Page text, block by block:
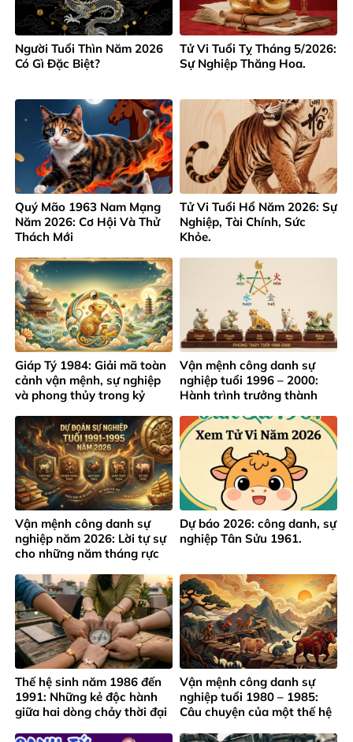
Người Tuổi Thìn Năm 2026
Có Gì Đặc Biệt?
Tử Vi Tuổi Tỵ Tháng 5/2026:
Sự Nghiệp Thăng Hoa.
Quý Mão 1963 Nam Mạng
Năm 2026: Cơ Hội Và Thử
Thách Mới
Tử Vi Tuổi Hổ Năm 2026: Sự
Nghiệp, Tài Chính, Sức
Khỏe.
Giáp Tý 1984: Giải mã toàn
cảnh vận mệnh, sự nghiệp
và phong thủy trong kỷ
Vận mệnh công danh sự
nghiệp tuổi 1996 – 2000:
Hành trình trưởng thành
Vận mệnh công danh sự
nghiệp năm 2026: Lời tự sự
cho những năm tháng rực
Dự báo 2026: công danh, sự
nghiệp Tân Sửu 1961.
Thế hệ sinh năm 1986 đến
1991: Những kẻ độc hành
giữa hai dòng chảy thời đại
Vận mệnh công danh sự
nghiệp tuổi 1980 – 1985:
Câu chuyện của một thế hệ